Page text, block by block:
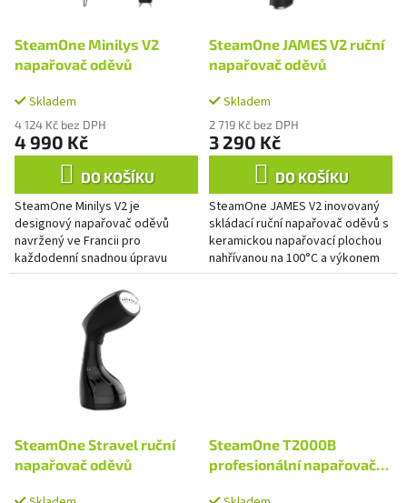
k
t
d
u
t
ů
SteamOne Minilys V2
napařovač oděvů
Skladem
4 124 Kč bez DPH
4 990 Kč
DO KOŠÍKU
SteamOne Minilys V2 je
designový napařovač oděvů
navržený ve Francii pro
každodenní snadnou úpravu
oblečení. Minilys nabízí ve své
malé velikosti maximum výkonu
se SteamOne...
SteamOne JAMES V2 ruční
napařovač oděvů
Skladem
2 719 Kč bez DPH
3 290 Kč
DO KOŠÍKU
SteamOne JAMES V2 inovovaný
skládací ruční napařovač oděvů s
keramickou napařovací plochou
nahřívanou na 100°C a výkonem
2000 W. Snadno a rychle vyrovná
SteamOne Stravel ruční
napařovač oděvů
SteamOne T2000B
profesionální napařovač